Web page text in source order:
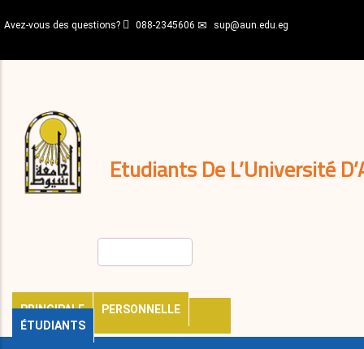
au
principal
Avez-vous des questions? 088-2345606 sup@aun.edu.eg
Etudiants De L’Université
PRINCIPALE
PERSONNELLE
ÉTUDIANTS
décisions
Expatriés
Journal